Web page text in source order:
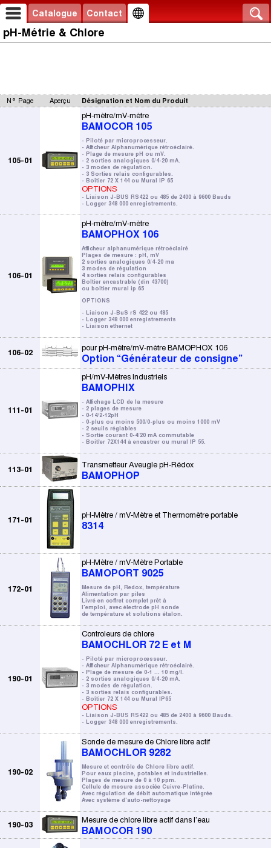
Catalogue Contact
pH-Métrie & Chlore
N° Page Aperçu Désignation et Nom du Produit
105-01
pH-mètre/mV-mètre
BAMOCOR 105
- Piloté par microprocesseur.
- Afficheur Alphanumérique rétroéclairé.
- Plage de mesure pH ou mV.
- 2 sorties analogiques 0/4-20 mA.
- 3 modes de régulation.
- 3 Sorties relais configurables.
- Boîtier 72 X 144 ou Mural IP 65
OPTIONS
- Liaison J-BUS RS422 ou 485 de 2400 à 9600 Bauds
- Logger 348 000 enregistrements.
106-01
pH-mètre/mV-mètre
BAMOPHOX 106
Afficheur alphanumérique rétroéclairé
Plages de mesure : pH, mV
2 sorties analogiques 0/4-20 ma
3 modes de régulation
4 sorties relais configurables
Boîtier encastrable (din 43700)
ou boîtier mural ip 65
OPTIONS
- Liaison J-BuS rS 422 ou 485
- Logger 348 000 enregistrements
- Liaison ethernet
106-02
pour pH-mètre/mV-mètre BAMOPHOX 106
Option “Générateur de consigne”
111-01
pH/mV-Mètres Industriels
BAMOPHIX
- Affichage LCD de la mesure
- 2 plages de mesure
- 0-14/2-12pH
- 0-plus ou moins 500/0-plus ou moins 1000 mV
- 2 seuils réglables
- Sortie courant 0-4/20 mA commutable
- Boitîer 72X144 à encastrer ou mural IP 55.
113-01
Transmetteur Aveugle pH-Rédox
BAMOPHOP
171-01
pH-Mètre / mV-Mètre et Thermomètre portable
8314
172-01
pH-Mètre / mV-Mètre Portable
BAMOPORT 9025
Mesure de pH, Redox, température
Alimentation par piles
Livré en coffret complet prêt à
l'emploi, avec électrode pH sonde
de température et solutions étalon.
190-01
Controleurs de chlore
BAMOCHLOR 72 E et M
- Piloté par microprocesseur.
- Afficheur Alphanumérique rétroéclairé.
- Plage de mesure de 0-1 ... 10 mg/l.
- 2 sorties analogiques 0/4-20 mA.
- 3 modes de régulation.
- 3 sorties relais configurables.
- Boîtier 72 X 144 ou Mural IP65
OPTIONS
- Liaison J-BUS RS422 ou 485 de 2400 à 9600 Bauds.
- Logger 348 000 enregistrements.
190-02
Sonde de mesure de Chlore libre actif
BAMOCHLOR 9282
Mesure et contrôle de Chlore libre actif.
Pour eaux piscine, potables et industrielles.
Plages de mesure de 0 à 10 ppm.
Cellule de mesure associée Cuivre-Platine.
Avec régulation de débit automatique intégrée
Avec système d'auto-nettoyage
190-03
Mesure de chlore libre actif dans l’eau
BAMOCOR 190